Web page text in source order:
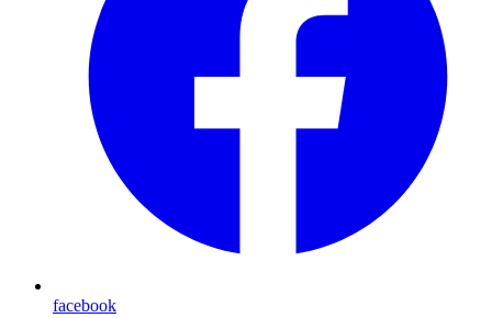
facebook